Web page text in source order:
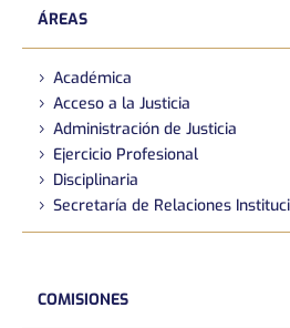
ÁREAS
Académica
Acceso a la Justicia
Administración de Justicia
Ejercicio Profesional
Disciplinaria
Secretaría de Relaciones
COMISIONES